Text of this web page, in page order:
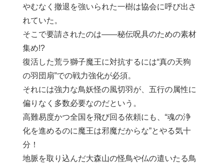
やむなく撤退を強いられた一樹は協会に呼び出さ
れていた。
そこで要請されたのは――秘伝呪具のための素材
集め!?
復活した荒ラ獅子魔王に対抗するには“真の天狗
の羽団扇”での戦力強化が必須。
それには強力な鳥妖怪の風切羽が、五行の属性に
偏りなく多数必要なのだという。
高難易度かつ全国を飛び回る依頼にも、“魂の浄
化を進めるのに魔王は邪魔だからな”とやる気十
分！
地脈を取り込んだ大森山の怪鳥や仏の遣いたる鳥